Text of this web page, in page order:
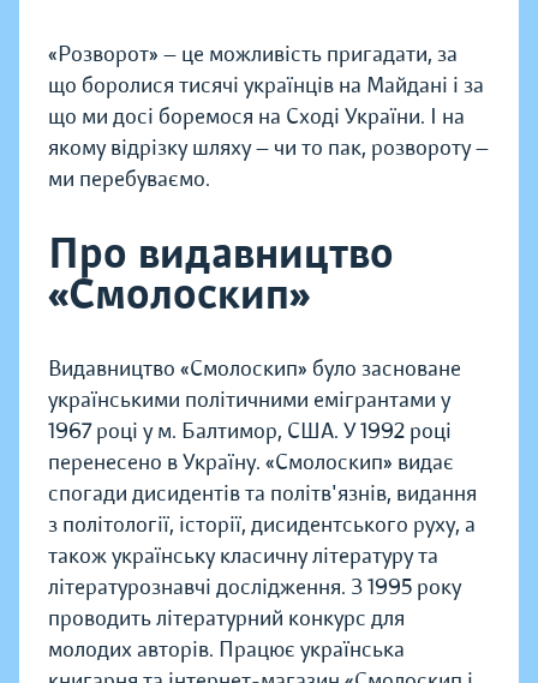
«Розворот» — це можливість пригадати, за
що боролися тисячі українців на Майдані і за
що ми досі боремося на Сході України. І на
якому відрізку шляху — чи то пак, розвороту —
ми перебуваємо.
Про видавництво
«Смолоскип»
Видавництво «Смолоскип» було засноване
українськими політичними емігрантами у
1967 році у м. Балтимор, США. У 1992 році
перенесено в Україну. «Смолоскип» видає
спогади дисидентів та політв'язнів, видання
з політології, історії, дисидентського руху, а
також українську класичну літературу та
літературознавчі дослідження. З 1995 року
проводить літературний конкурс для
молодих авторів. Працює українська